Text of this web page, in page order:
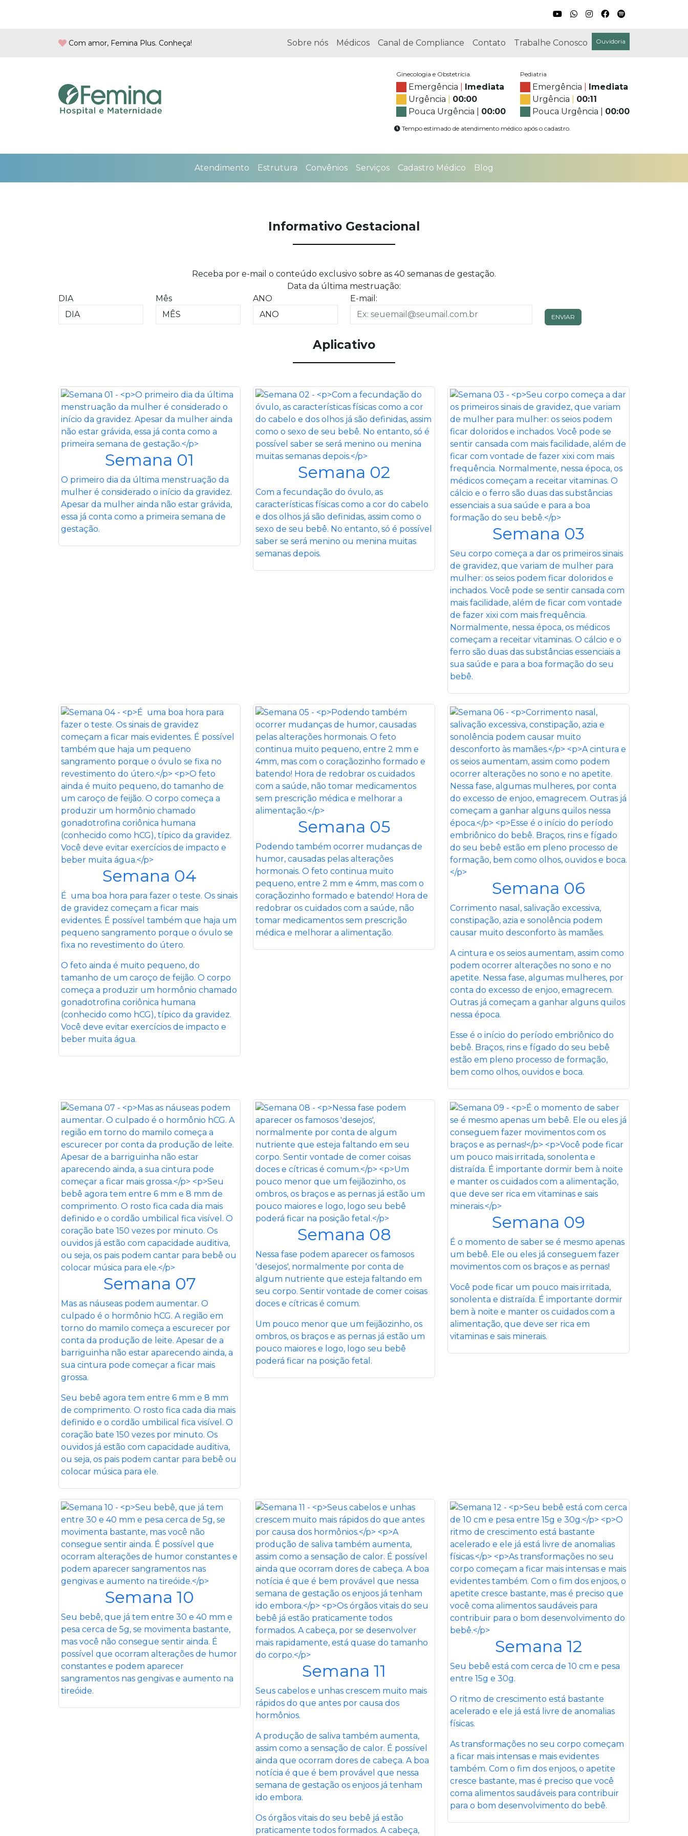
Com amor, Femina Plus. Conheça! Sobre nós Médicos Canal de Compliance Contato Trabalhe Conosco Ouvidoria
Ginecologia e Obstetrícia.
Emergência
Imediata
Urgência
00:00
Pouca Urgência
00:00
Pediatria
Emergência
Imediata
Urgência
00:11
Pouca Urgência
00:00
Tempo estimado de atendimento médico após o cadastro.
Atendimento Estrutura Convênios Serviços Cadastro Médico Blog
Informativo Gestacional
Receba por e-mail o conteúdo exclusivo sobre as 40 semanas de gestação.
Data da última mestruação:
DIA
Mês ANO E-mail:
ENVIAR
Aplicativo
Semana 01
O primeiro dia da última menstruação da
mulher é considerado o início da gravidez.
Apesar da mulher ainda não estar grávida,
essa já conta como a primeira semana de
gestação.
Semana 02
Com a fecundação do óvulo, as
características físicas como a cor do cabelo
e dos olhos já são definidas, assim como o
sexo de seu bebê. No entanto, só é possível
saber se será menino ou menina muitas
semanas depois.
Semana 03
Seu corpo começa a dar os primeiros sinais
de gravidez, que variam de mulher para
mulher: os seios podem ficar doloridos e
inchados. Você pode se sentir cansada com
mais facilidade, além de ficar com vontade
de fazer xixi com mais frequência.
Normalmente, nessa época, os médicos
começam a receitar vitaminas. O cálcio e o
ferro são duas das substâncias essenciais a
sua saúde e para a boa formação do seu
bebê.
Semana 04
É uma boa hora para fazer o teste. Os sinais
de gravidez começam a ficar mais
evidentes. É possível também que haja um
pequeno sangramento porque o óvulo se
fixa no revestimento do útero.
O feto ainda é muito pequeno, do
tamanho de um caroço de feijão. O corpo
começa a produzir um hormônio chamado
gonadotrofina coriônica humana
(conhecido como hCG), típico da gravidez.
Você deve evitar exercícios de impacto e
beber muita água.
Semana 05
Podendo também ocorrer mudanças de
humor, causadas pelas alterações
hormonais. O feto continua muito
pequeno, entre 2 mm e 4mm, mas com o
coraçãozinho formado e batendo! Hora de
redobrar os cuidados com a saúde, não
tomar medicamentos sem prescrição
médica e melhorar a alimentação.
Semana 06
Corrimento nasal, salivação excessiva,
constipação, azia e sonolência podem
causar muito desconforto às mamães.
A cintura e os seios aumentam, assim como
podem ocorrer alterações no sono e no
apetite. Nessa fase, algumas mulheres, por
conta do excesso de enjoo, emagrecem.
Outras já começam a ganhar alguns quilos
nessa época.
Esse é o início do período embriônico do
bebê. Braços, rins e fígado do seu bebê
estão em pleno processo de formação,
bem como olhos, ouvidos e boca.
Semana 07
Mas as náuseas podem aumentar. O
culpado é o hormônio hCG. A região em
torno do mamilo começa a escurecer por
conta da produção de leite. Apesar de a
barriguinha não estar aparecendo ainda, a
sua cintura pode começar a ficar mais
grossa.
Seu bebê agora tem entre 6 mm e 8 mm
de comprimento. O rosto fica cada dia mais
definido e o cordão umbilical fica visível. O
coração bate 150 vezes por minuto. Os
ouvidos já estão com capacidade auditiva,
ou seja, os pais podem cantar para bebê ou
colocar música para ele.
Semana 08
Nessa fase podem aparecer os famosos
'desejos', normalmente por conta de
algum nutriente que esteja faltando em
seu corpo. Sentir vontade de comer coisas
doces e cítricas é comum.
Um pouco menor que um feijãozinho, os
ombros, os braços e as pernas já estão um
pouco maiores e logo, logo seu bebê
poderá ficar na posição fetal.
Semana 09
É o momento de saber se é mesmo apenas
um bebê. Ele ou eles já conseguem fazer
movimentos com os braços e as pernas!
Você pode ficar um pouco mais irritada,
sonolenta e distraída. É importante dormir
bem à noite e manter os cuidados com a
alimentação, que deve ser rica em
vitaminas e sais minerais.
Semana 10
Seu bebê, que já tem entre 30 e 40 mm e
pesa cerca de 5g, se movimenta bastante,
mas você não consegue sentir ainda. É
possível que ocorram alterações de humor
constantes e podem aparecer
sangramentos nas gengivas e aumento na
tireóide.
Semana 11
Seus cabelos e unhas crescem muito mais
rápidos do que antes por causa dos
hormônios.
A produção de saliva também aumenta,
assim como a sensação de calor. É possível
ainda que ocorram dores de cabeça. A boa
notícia é que é bem provável que nessa
semana de gestação os enjoos já tenham
ido embora.
Os órgãos vitais do seu bebê já estão
praticamente todos formados. A cabeça,
Semana 12
Seu bebê está com cerca de 10 cm e pesa
entre 15g e 30g.
O ritmo de crescimento está bastante
acelerado e ele já está livre de anomalias
físicas.
As transformações no seu corpo começam
a ficar mais intensas e mais evidentes
também. Com o fim dos enjoos, o apetite
cresce bastante, mas é preciso que você
coma alimentos saudáveis para contribuir
para o bom desenvolvimento do bebê.